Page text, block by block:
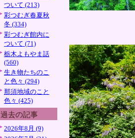
ついて (213)
彩つむぎ春夏秋
冬 (334)
彩つむぎ館内に
ついて (71)
栃木よもやま話
(560)
生き物たちのこ
と色々 (294)
那須地域のこと
色々 (425)
過去の記事
2026年8月 (9)